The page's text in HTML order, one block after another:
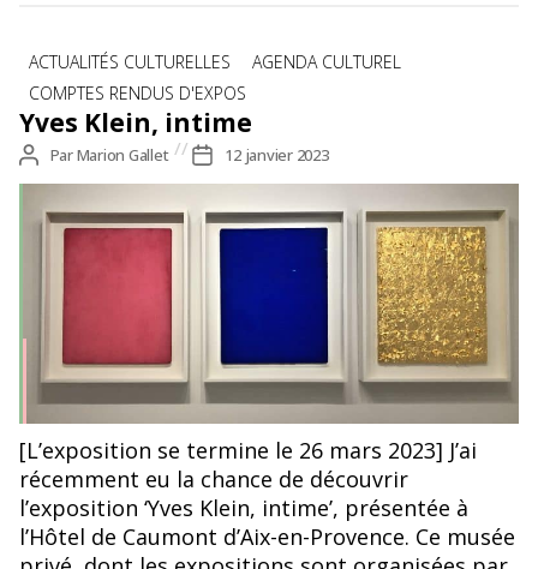
Catégories
ACTUALITÉS CULTURELLES
AGENDA CULTUREL
COMPTES RENDUS D'EXPOS
Yves Klein, intime
Auteur
de
l’article
ParMarion Gallet
Date
de
l’article
12 janvier 2023
[L’exposition se termine le 26 mars 2023] J’ai
récemment eu la chance de découvrir
l’exposition ‘Yves Klein, intime’, présentée à
l’Hôtel de Caumont d’Aix-en-Provence. Ce musée